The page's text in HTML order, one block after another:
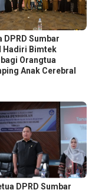
DPRD Sumbar
Hadiri Bimtek
Orangtua
Anak Cerebral
DPRD Sumbar